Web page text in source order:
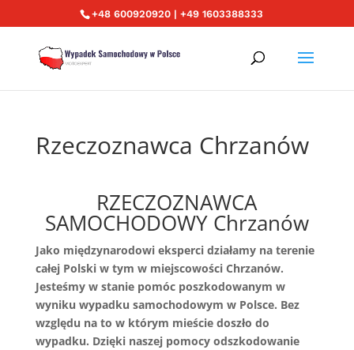
+48 600920920 | +49 1603388333
Rzeczoznawca Chrzanów
RZECZOZNAWCA
SAMOCHODOWY Chrzanów
Jako międzynarodowi eksperci działamy na terenie
całej Polski w tym w miejscowości Chrzanów.
Jesteśmy w stanie pomóc poszkodowanym w
wyniku wypadku samochodowym w Polsce. Bez
względu na to w którym mieście doszło do
wypadku. Dzięki naszej pomocy odszkodowanie